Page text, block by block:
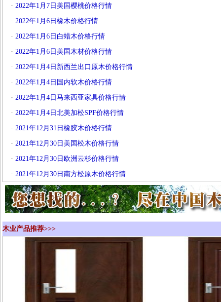
· 2022年1月7日美国樱桃价格行情
· 2022年1月6日橡木价格行情
· 2022年1月6日白蜡木价格行情
· 2022年1月6日美国木材价格行情
· 2022年1月4日新西兰出口原木价格行情
· 2022年1月4日国内软木价格行情
· 2022年1月4日马来西亚家具价格行情
· 2022年1月4日北美加松SPF价格行情
· 2021年12月31日橡胶木价格行情
· 2021年12月30日美国松木价格行情
· 2021年12月30日欧洲云杉价格行情
· 2021年12月30日南方松原木价格行情
木业产品推荐>>>